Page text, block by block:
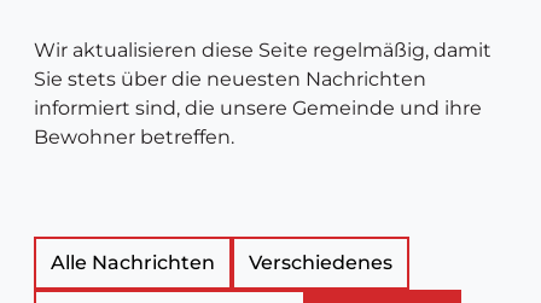
Wir aktualisieren diese Seite regelmäßig, damit
Sie stets über die neuesten Nachrichten
informiert sind, die unsere Gemeinde und ihre
Bewohner betreffen.
ListeAlle Nachrichten Verschiedenes